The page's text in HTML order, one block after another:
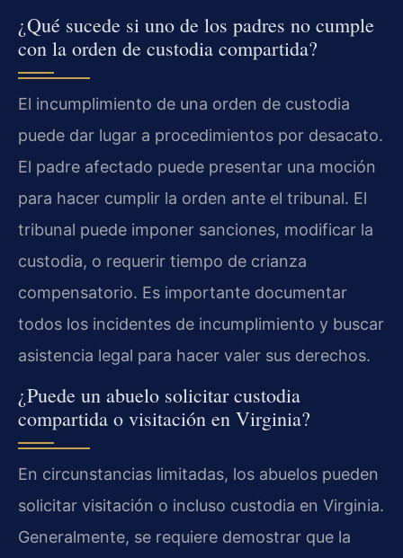
¿Qué sucede si uno de los padres no cumple
con la orden de custodia compartida?
El incumplimiento de una orden de custodia
puede dar lugar a procedimientos por desacato.
El padre afectado puede presentar una moción
para hacer cumplir la orden ante el tribunal. El
tribunal puede imponer sanciones, modificar la
custodia, o requerir tiempo de crianza
compensatorio. Es importante documentar
todos los incidentes de incumplimiento y buscar
asistencia legal para hacer valer sus derechos.
¿Puede un abuelo solicitar custodia
compartida o visitación en Virginia?
En circunstancias limitadas, los abuelos pueden
solicitar visitación o incluso custodia en Virginia.
Generalmente, se requiere demostrar que la